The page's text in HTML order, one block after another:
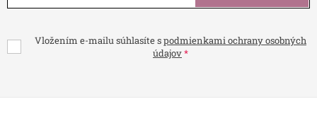
Vložením e-mailu súhlasíte spodmienkami ochrany osobných
údajov